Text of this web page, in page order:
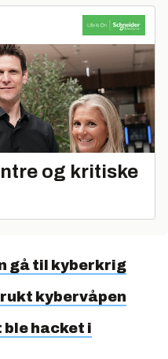
og kritiske
gå til kyberkrig
kybervåpen
hacket i